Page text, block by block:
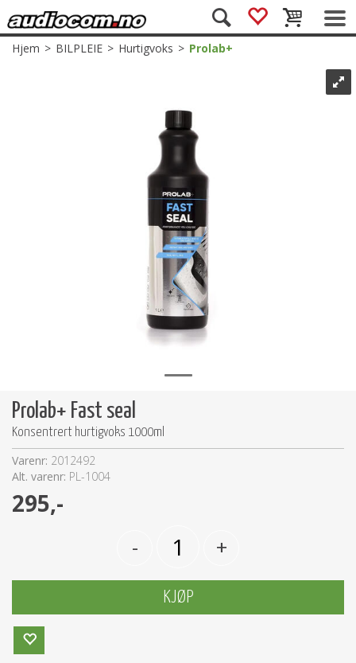
Hjem>BILPLEIE>Hurtigvoks>Prolab+
Prolab+ Fast seal
Konsentrert hurtigvoks 1000ml
Varenr: 2012492
Alt. varenr: PL-1004
295,-
- +
KJØP